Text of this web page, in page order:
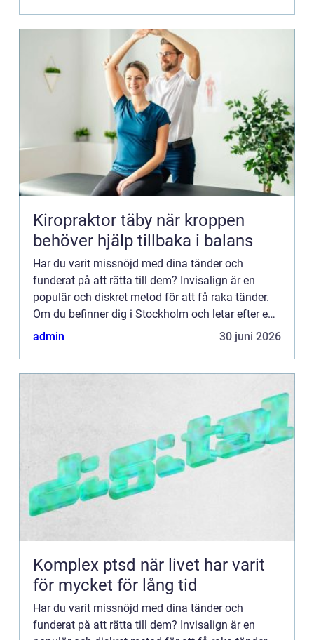
Kiropraktor täby när kroppen
behöver hjälp tillbaka i balans
Har du varit missnöjd med dina tänder och
funderat på att rätta till dem? Invisalign är en
populär och diskret metod för att få raka tänder.
Om du befinner dig i Stockholm och letar efter en
pålitlig klinik för att genomföra din tandreglering,
admin 30 juni 2026
Komplex ptsd när livet har varit
för mycket för lång tid
Har du varit missnöjd med dina tänder och
funderat på att rätta till dem? Invisalign är en